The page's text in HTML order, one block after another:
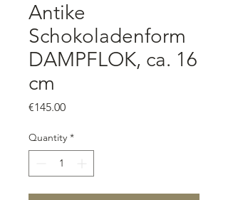
Antike
Schokoladenform
DAMPFLOK, ca. 16
cm
€145.00Price
Quantity *